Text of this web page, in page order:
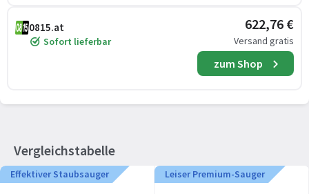
0815.at
Sofort lieferbar
622,76 €
Versand gratis
zum Shop
Vergleichstabelle
Effektiver Staubsauger Leiser Premium-Sauger